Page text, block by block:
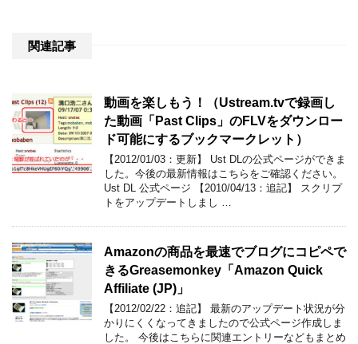
関連記事
動画を楽しもう！（Ustream.tvで録画し
た動画「Past Clips」のFLVをダウンロー
ド可能にするブックマークレット）
【2012/01/03：更新】 Ust DLの公式ページができま
した。今後の最新情報はこちらをご確認ください。
Ust DL 公式ページ 【2010/04/13：追記】 スクリプ
トをアップデートしまし …
Amazonの商品を最速でブログにコピペで
きるGreasemonkey「Amazon Quick
Affiliate (JP)」
【2012/02/22：追記】 最新のアップデート状況が分
かりにくくなってきましたので公式ページ作成しま
した。 今後はこちらに関連エントリーなどもまとめ